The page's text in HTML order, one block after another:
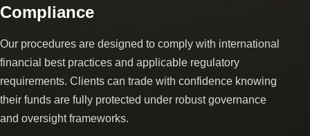
Compliance
Our procedures are designed to comply with international
financial best practices and applicable regulatory
requirements. Clients can trade with confidence knowing
their funds are fully protected under robust governance
and oversight frameworks.